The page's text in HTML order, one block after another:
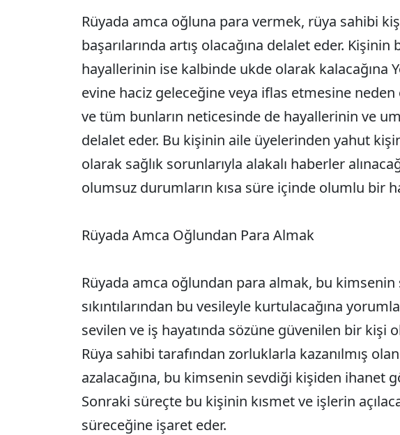
Rüyada amca oğluna para vermek, rüya sahibi
başarılarında artış olacağına delalet eder.
hayallerinin ise kalbinde ukde olarak kalacağına
evine haciz geleceğine veya iflas etmesine
ve tüm bunların neticesinde de hayallerinin ve
delalet eder. Bu kişinin aile üyelerinden yahut
olarak sağlık sorunlarıyla alakalı haberler
olumsuz durumların kısa süre içinde olumlu bir
​​​​​​​Rüyada Amca Oğlundan Para Almak
Rüyada amca oğlundan para almak, bu kimsenin
sıkıntılarından bu vesileyle kurtulacağına
sevilen ve iş hayatında sözüne güvenilen bir kişi
Rüya sahibi tarafından zorluklarla kazanılmış
azalacağına, bu kimsenin sevdiği kişiden ihanet
Sonraki süreçte bu kişinin kısmet ve işlerin
süreceğine işaret eder.